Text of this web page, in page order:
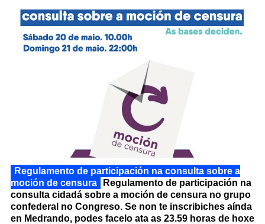
Regulamento de participación na consulta sobre a
moción de censura
Regulamento de participación na
consulta cidadá sobre a moción de censura no grupo
confederal no Congreso. Se non te inscribiches aínda
en Medrando, podes facelo ata as 23.59 horas de hoxe